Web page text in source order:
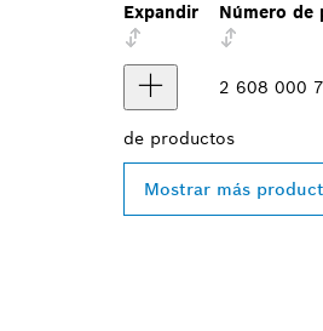
Expandir
Número de
2 608 000
de productos
Mostrar más